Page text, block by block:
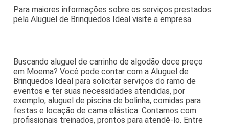
Para maiores informações sobre os serviços prestados
pela Aluguel de Brinquedos Ideal visite a empresa.
Buscando aluguel de carrinho de algodão doce preço
em Moema? Você pode contar com a Aluguel de
Brinquedos Ideal para solicitar serviços do ramo de
eventos e ter suas necessidades atendidas, por
exemplo, aluguel de piscina de bolinha, comidas para
festas e locação de cama elástica. Contamos com
profissionais treinados, prontos para atendê-lo. Entre